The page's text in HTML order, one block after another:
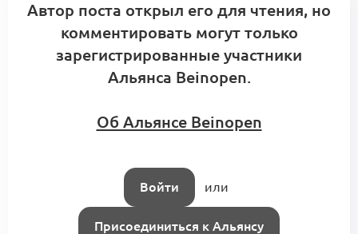
Автор поста открыл его для чтения, но
комментировать могут только
зарегистрированные участники
Альянса Beinopen.
Об Альянсе Beinopen
Войти или
Присоединиться к Альянсу